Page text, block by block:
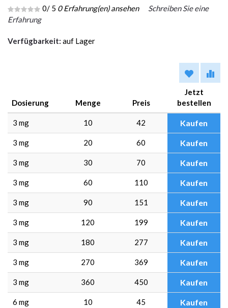
0/ 5 0Erfahrung(en) ansehen
Schreiben Sie eine
Erfahrung
Verfügbarkeit: auf Lager
Dosierung Menge Preis
Jetzt
bestellen
3 mg 10 42 Kaufen
3 mg 20 60 Kaufen
3 mg 30 70 Kaufen
3 mg 60 110 Kaufen
3 mg 90 151 Kaufen
3 mg 120 199 Kaufen
3 mg 180 277 Kaufen
3 mg 270 369 Kaufen
3 mg 360 450 Kaufen
6 mg 10 45 Kaufen